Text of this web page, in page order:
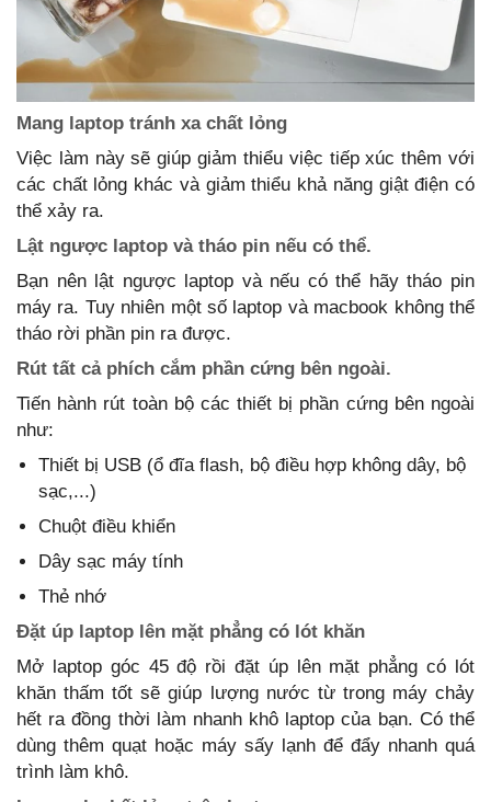
Mang laptop tránh xa chất lỏng
Việc làm này sẽ giúp giảm thiểu việc tiếp xúc thêm với
các chất lỏng khác và giảm thiểu khả năng giật điện có
thể xảy ra.
Lật ngược laptop và tháo pin nếu có thể.
Bạn nên lật ngược laptop và nếu có thể hãy tháo pin
máy ra. Tuy nhiên một số laptop và macbook không thể
tháo rời phần pin ra được.
Rút tất cả phích cắm phần cứng bên ngoài.
Tiến hành rút toàn bộ các thiết bị phần cứng bên ngoài
như:
Thiết bị USB (ổ đĩa flash, bộ điều hợp không dây, bộ
sạc,...)
Chuột điều khiển
Dây sạc máy tính
Thẻ nhớ
Đặt úp laptop lên mặt phẳng có lót khăn
Mở laptop góc 45 độ rồi đặt úp lên mặt phẳng có lót
khăn thấm tốt sẽ giúp lượng nước từ trong máy chảy
hết ra đồng thời làm nhanh khô laptop của bạn. Có thể
dùng thêm quạt hoặc máy sấy lạnh để đẩy nhanh quá
trình làm khô.